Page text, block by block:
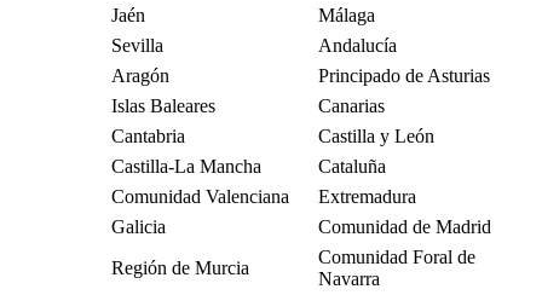
Jaén
Málaga
Sevilla
Andalucía
Aragón
Principado de Asturias
Islas Baleares
Canarias
Cantabria
Castilla y León
Castilla-La Mancha
Cataluña
Comunidad Valenciana
Extremadura
Galicia
Comunidad de Madrid
Región de Murcia
Comunidad Foral de
Navarra